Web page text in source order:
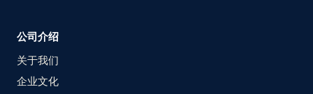
公司介绍
关于我们
企业文化